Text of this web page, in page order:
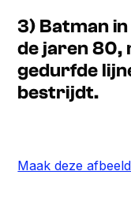
3) Batman
de jaren 80,
gedurfde
bestrijdt.
Maak deze